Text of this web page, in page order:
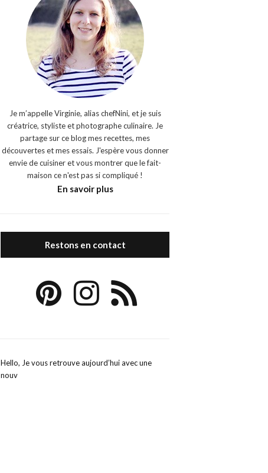
Je m’appelle Virginie, alias chefNini, et je suis
créatrice, styliste et photographe culinaire. Je
partage sur ce blog mes recettes, mes
découvertes et mes essais. J'espère vous donner
envie de cuisiner et vous montrer que le fait-
maison ce n'est pas si compliqué !
En savoir plus
Restons en contact
Hello, Je vous retrouve aujourd’hui avec une
nouv